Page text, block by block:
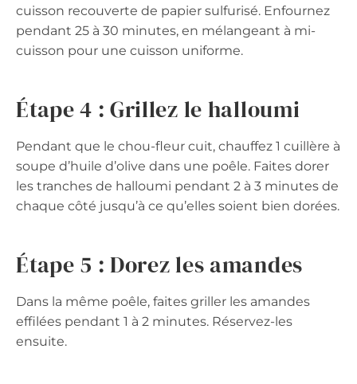
cuisson recouverte de papier sulfurisé. Enfournez
pendant 25 à 30 minutes, en mélangeant à mi-
cuisson pour une cuisson uniforme.
Étape 4 : Grillez le halloumi
Pendant que le chou-fleur cuit, chauffez 1 cuillère à
soupe d’huile d’olive dans une poêle. Faites dorer
les tranches de halloumi pendant 2 à 3 minutes de
chaque côté jusqu’à ce qu’elles soient bien dorées.
Étape 5 : Dorez les amandes
Dans la même poêle, faites griller les amandes
effilées pendant 1 à 2 minutes. Réservez-les
ensuite.